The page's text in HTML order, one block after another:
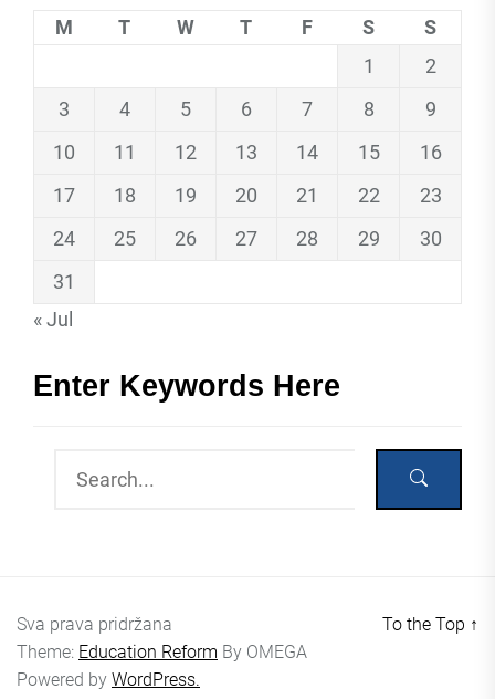
M T W T F S
S
1
2
3
4 5 6 7 8
9
10
11 12 13 14 15
16
17
18 19 20 21 22
23
24
25 26 27 28 29
30
31
« Jul
Enter Keywords Here
Sva prava pridržana
Theme: Education Reform By OMEGA
Powered by WordPress.
To the Top ↑